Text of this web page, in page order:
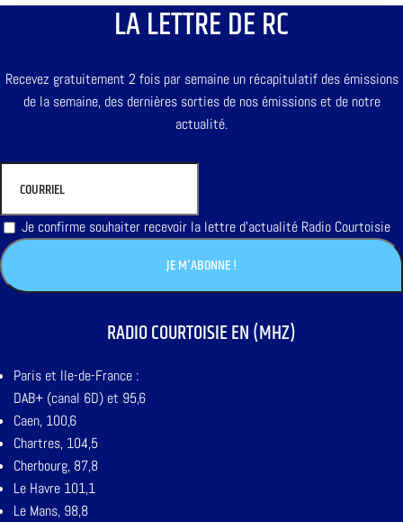
LA LETTRE DE RC
Recevez gratuitement 2 fois par semaine un récapitulatif des émissions
de la semaine, des dernières sorties de nos émissions et de notre
actualité.
Je confirme souhaiter recevoir la lettre d'actualité Radio Courtoisie
RADIO COURTOISIE EN (MHZ)
Paris et Ile-de-France :
DAB+ (canal 6D) et 95,6
Caen, 100,6
Chartres, 104,5
Cherbourg, 87,8
Le Havre 101,1
Le Mans, 98,8